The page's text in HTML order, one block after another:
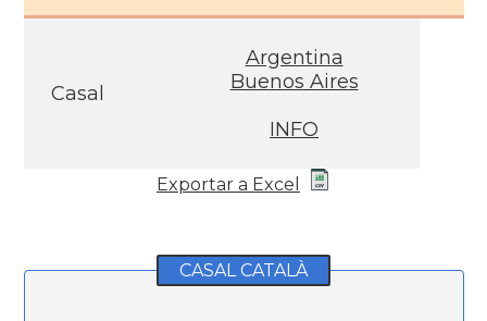
Casal
Argentina
Buenos Aires
INFO
Exportar a Excel
CASAL CATALÀ